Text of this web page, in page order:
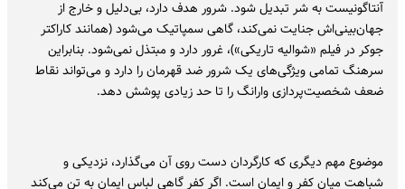
آنتاگونیست به شر تبدیل شود. شرور هدف دارد، بی‌دلیل و خارج از
جهان‌بینی‌اش جنایت نمی‌کند، گاهی سمپاتیک می‌شود (همانند کاراکتر
جوکر در فیلم «شوالیه تاریکی»)، غرور دارد و مبتذل نمی‌شود. بنابراین
سرهنگ تمامی ویژگی‌های یک شرور ضد قهرمان را دارد و می‌تواند نقاط
ضعف شخصیت‌پردازی وارانگ را تا حد زیادی پوشش دهد.
موضوع مهم دیگری که کارگردان دست روی آن می‌گذارد، نزدیکی و
شباهت میان کفر و ایمان است. اگر کفر گاهی لباس ایمان به تن می‌کند